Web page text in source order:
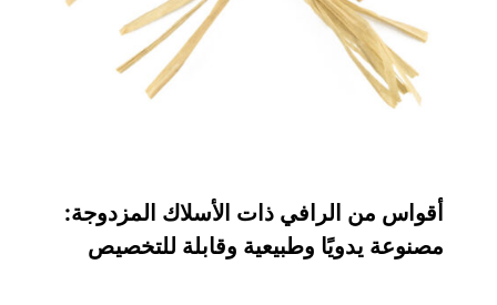
أقواس من الرافي ذات الأسلاك المزدوجة:
مصنوعة يدويًا وطبيعية وقابلة للتخصيص